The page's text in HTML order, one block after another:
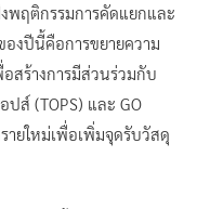
พฤติกรรมการคัดแยกและ
องปีนี้คือการขยายความ
สร้างการมีส่วนร่วมกับ
ส์ (TOPS) และ GO
ายใหม่เพื่อเพิ่มจุดรับวัสดุ